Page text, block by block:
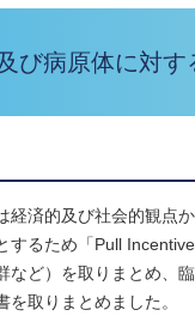
び病原体に対
経済的及び社会的観点
するため「Pull
など）を取りまとめ、
を取りまとめました。